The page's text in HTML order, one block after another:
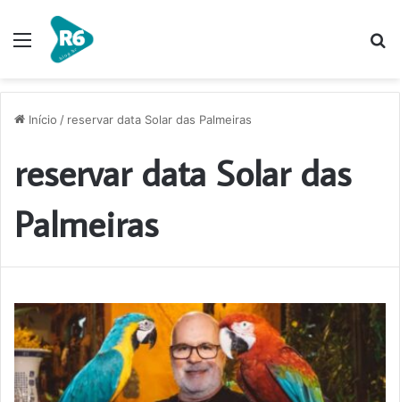
Menu
Início / reservar data Solar das Palmeiras
reservar data Solar das
Palmeiras